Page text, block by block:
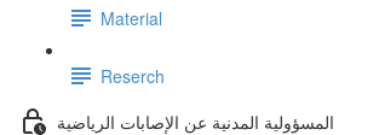
Material
Reserch
المسؤولية المدنية عن الإصابات الرياضية